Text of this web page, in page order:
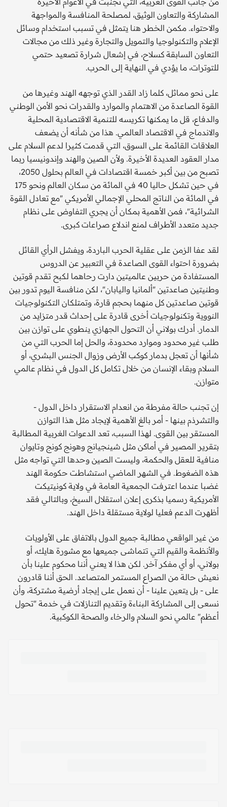
المشاركة والتعاون الوثيق، لمصلحة المنافسة والمواجهة
والاحتواء. مكمن الخطر هنا يتمثل في تسبب استخدام وسائل
الإعلام والتكنولوجيا والتمويل والتجارة وغير ذلك من مجالات
التعاون السابقة كسلاح، في إشعال شرارة تصعيد حتمي
للتوترات، ما يؤدي في النهاية إلى الحرب.
على نحو مماثل، كلما زاد القدر الذي توجهه الهند وغيرها من
القوة الصاعدة من الاهتمام والموارد والقدرات نحو الأمن الوطني
والدفاع، قل ما يمكنها تكريسه للتنمية الاقتصادية المحلية
والاندماج في الاقتصاد العالمي. هذا من شأنه أن يضعف
العلاقات القائمة على السوق، التي قدمت كثيرا لدعم السلام على
مدار العقود العديدة الأخيرة. ولأن الصين والهند وإندونيسيا ربما
تصبح من بين أكبر خمسة اقتصادات في العالم بحلول 2050،
في حين تشكل حاليا 40 في المائة من سكان العالم ونحو 175
في المائة من الناتج المحلي الإجمالي الأمريكي "مع تعادل القوة
الشرائية"، فمن الأهمية بمكان أن يجري التفاوض على نظام
جديد متعدد الأطراف لمنع اندلاع صراعات كبرى.
لقد عفا الزمن على عقلية الحرب الباردة، ويفشل الرأي القائل
بضرورة احتواء القوى الصاعدة في التعبير عن الدروس
المستفادة من حربين عالميتين دارت رحاهما لكبح تقدم قوتين
وطنيتين صاعدتين "ألمانيا واليابان"، لكن منافسة اليوم تدور بين
قوتين صاعدتين كل منهما بحجم قارة، وتمتلكان التكنولوجيات
النووية وتكنولوجيات أخرى قادرة على إحداث قدر متزايد من
الدمار. أدرك بولاني أن التحول الجهازي ينطوي على توازن بين
طلب غير محدود وموارد محدودة، والحل إما الحرب التي من
شأنها أن تعجل بدمار كوكب الأرض وزوال الجنس البشري، أو
السلام وبقاء الإنسان من خلال تكامل كل الدول في نظام عالمي
متوازن.
إن تجنب حالة مفرطة من انعدام الاستقرار داخل الدول -
والتشرذم بينها - أمر بالغ الأهمية لإيجاد مثل هذا التوازن
المستقر بين القوى. لهذا السبب، تعد الدعوات الغربية المطالبة
بتقرير المصير في أماكن مثل شينجيانج وهونج كونج وتايوان
منافية للعقل والحكمة، وليست الصين وحدها التي تواجه مثل
هذه الضغوط. في الشهر الماضي استشاطت حكومة الهند
غضبا عندما اعترفت الجمعية العامة في ولاية كونيتيكت
الأمريكية رسميا بذكرى إعلان استقلال السيخ، وبالتالي فقد
أظهرت الدعم فعليا لولاية مستقلة داخل الهند.
من غير الواقعي مطالبة جميع الدول بالاتفاق على الأولويات
والأنظمة والقيم التي تتماشى جميعها مع مشورة هايك، أو
بولاني، أو أي مفكر آخر. لكن هذا لا يعني أننا محكوم علينا بأن
نعيش حالة من الصراع المستمر المتصاعد. الحق أننا قادرون
على - بل يتعين علينا - أن نعمل على إيجاد أرضية مشتركة، وأن
نسعى إلى المشاركة البناءة وتقديم التنازلات في خدمة "تحول
أعظم" عالمي نحو السلام والرخاء والصحة الكوكبية.